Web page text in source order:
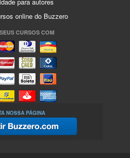
para autores
online do Buzzero
CURSOS COM
NOSSA PÁGINA